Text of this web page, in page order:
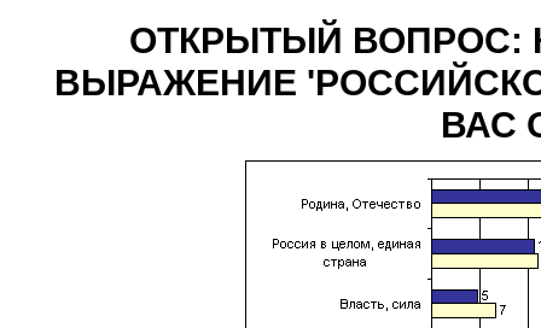
ОТКРЫТЫЙ ВОПРОС:
ВЫРАЖЕНИЕ
ВАС